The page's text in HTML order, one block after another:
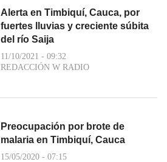
Alerta en Timbiquí, Cauca, por
fuertes lluvias y creciente súbita
del río Saija
11/10/2021 - 09:32
REDACCIÓN W RADIO
Preocupación por brote de
malaria en Timbiquí, Cauca
15/05/2020 - 07:15